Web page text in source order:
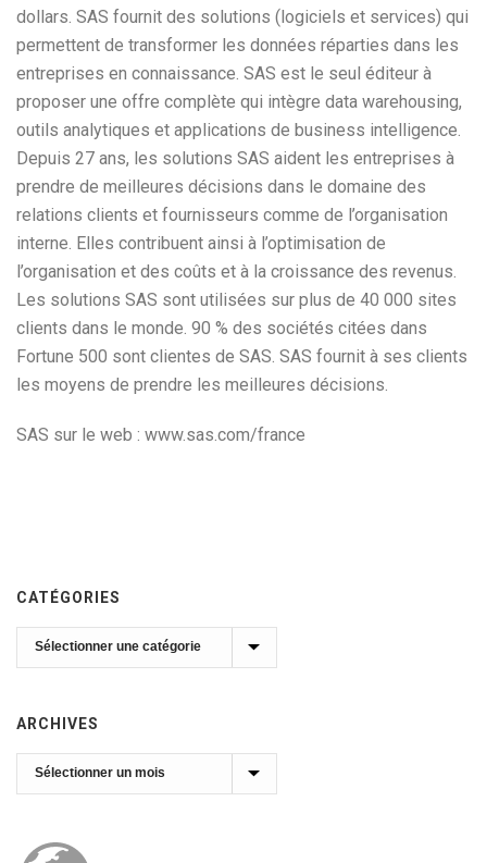
dollars. SAS fournit des solutions (logiciels et services) qui
permettent de transformer les données réparties dans les
entreprises en connaissance. SAS est le seul éditeur à
proposer une offre complète qui intègre data warehousing,
outils analytiques et applications de business intelligence.
Depuis 27 ans, les solutions SAS aident les entreprises à
prendre de meilleures décisions dans le domaine des
relations clients et fournisseurs comme de l’organisation
interne. Elles contribuent ainsi à l’optimisation de
l’organisation et des coûts et à la croissance des revenus.
Les solutions SAS sont utilisées sur plus de 40 000 sites
clients dans le monde. 90 % des sociétés citées dans
Fortune 500 sont clientes de SAS. SAS fournit à ses clients
les moyens de prendre les meilleures décisions.
SAS sur le web : www.sas.com/france
CATÉGORIES
Catégories
ARCHIVES
Archives